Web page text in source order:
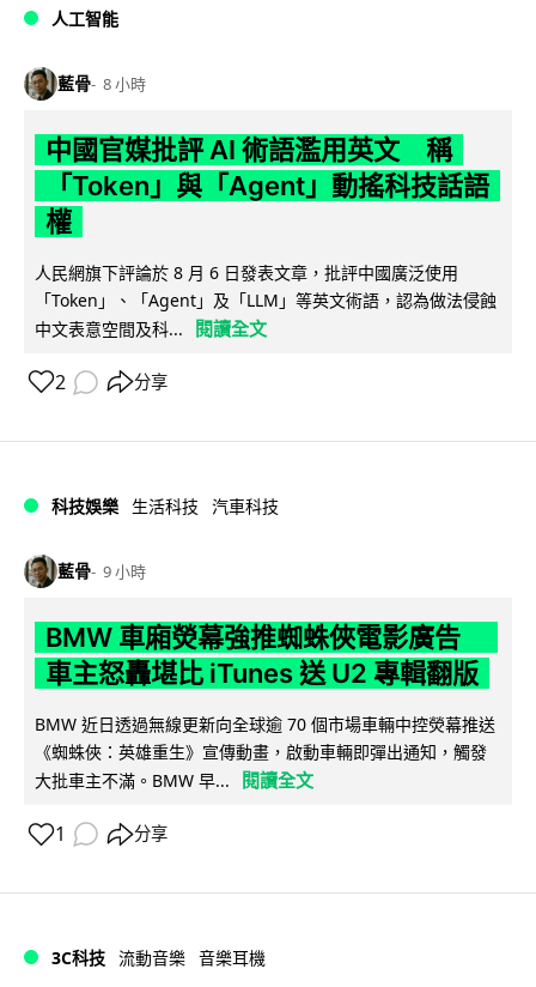
人工智能
藍骨 8 小時
中國官媒批評 AI 術語濫用英文 稱
「Token」與「Agent」動搖科技話語
權
人民網旗下評論於 8 月 6 日發表文章，批評中國廣泛使用
「Token」、「Agent」及「LLM」等英文術語，認為做法侵蝕
中文表意空間及科...
閱讀全文
2 分享
科技娛樂 生活科技 汽車科技
藍骨 9 小時
BMW 車廂熒幕強推蜘蛛俠電影廣告
車主怒轟堪比 iTunes 送 U2 專輯翻版
BMW 近日透過無線更新向全球逾 70 個市場車輛中控熒幕推送
《蜘蛛俠：英雄重生》宣傳動畫，啟動車輛即彈出通知，觸發
大批車主不滿。BMW 早...
閱讀全文
1 分享
3C科技 流動音樂 音樂耳機